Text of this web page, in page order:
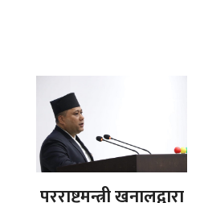
परराष्ट्रमन्त्री खनालद्वारा